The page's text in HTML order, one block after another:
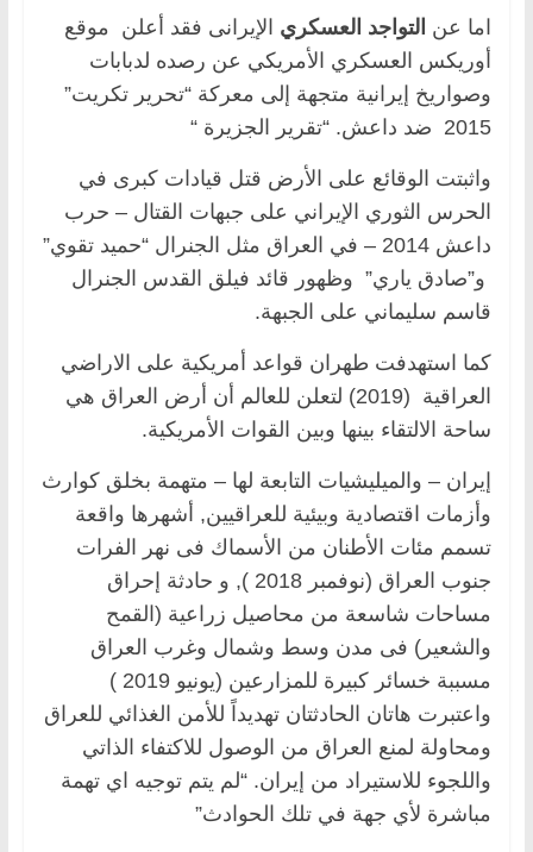
اما عن التواجد العسكري الإيرانى فقد أعلن موقع
أوريكس العسكري الأمريكي عن رصده لدبابات
وصواريخ إيرانية متجهة إلى معركة “تحرير تكريت”
2015 ضد داعش. “تقرير الجزيرة “
واثبتت الوقائع على الأرض قتل قيادات كبرى في
الحرس الثوري الإيراني على جبهات القتال – حرب
داعش 2014 – في العراق مثل الجنرال “حميد تقوي”
و”صادق ياري” وظهور قائد فيلق القدس الجنرال
قاسم سليماني على الجبهة.
كما استهدفت طهران قواعد أمريكية على الاراضي
العراقية (2019) لتعلن للعالم أن أرض العراق هي
ساحة الالتقاء بينها وبين القوات الأمريكية.
إيران – والميليشيات التابعة لها – متهمة بخلق كوارث
وأزمات اقتصادية وبيئية للعراقيين, أشهرها واقعة
تسمم مئات الأطنان من الأسماك فى نهر الفرات
جنوب العراق (نوفمبر 2018 ), و حادثة إحراق
مساحات شاسعة من محاصيل زراعية (القمح
والشعير) فى مدن وسط وشمال وغرب العراق
مسببة خسائر كبيرة للمزارعين (يونيو 2019 )
واعتبرت هاتان الحادثتان تهديداً للأمن الغذائي للعراق
ومحاولة لمنع العراق من الوصول للاكتفاء الذاتي
واللجوء للاستيراد من إيران. “لم يتم توجيه اي تهمة
مباشرة لأي جهة في تلك الحوادث”